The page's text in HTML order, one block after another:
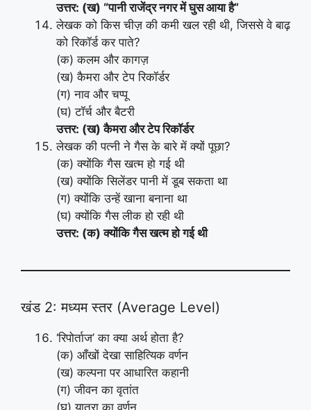
उत्तर: (ख) “पानी राजेंद्र नगर में घुस आया है”
लेखक को किस चीज़ की कमी खल रही थी, जिससे वे बाढ़
को रिकॉर्ड कर पाते?
(क) कलम और कागज़
(ख) कैमरा और टेप रिकॉर्डर
(ग) नाव और चप्पू
(घ) टॉर्च और बैटरी
उत्तर: (ख) कैमरा और टेप रिकॉर्डर
लेखक की पत्नी ने गैस के बारे में क्यों पूछा?
(क) क्योंकि गैस खत्म हो गई थी
(ख) क्योंकि सिलेंडर पानी में डूब सकता था
(ग) क्योंकि उन्हें खाना बनाना था
(घ) क्योंकि गैस लीक हो रही थी
उत्तर: (क) क्योंकि गैस खत्म हो गई थी
खंड 2: मध्यम स्तर (Average Level)
‘रिपोर्ताज’ का क्या अर्थ होता है?
(क) आँखों देखा साहित्यिक वर्णन
(ख) कल्पना पर आधारित कहानी
(ग) जीवन का वृतांत
(घ) यात्रा का वर्णन